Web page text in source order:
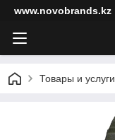
www.novobrands.kz
Товары и услуги